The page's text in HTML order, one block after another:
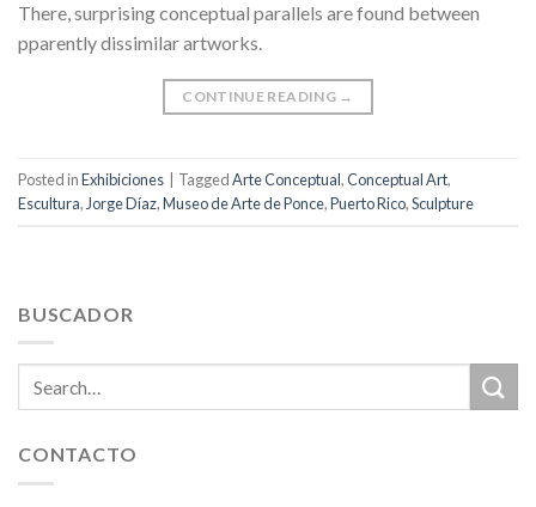
There, surprising conceptual parallels are found between
pparently dissimilar artworks.
CONTINUE READING →
Posted inExhibiciones TaggedArte Conceptual,Conceptual Art,
Escultura, Jorge Díaz,Museo de Arte de Ponce,Puerto Rico,Sculpture
BUSCADOR
CONTACTO